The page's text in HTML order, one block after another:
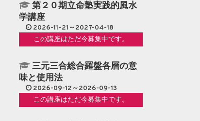
第２０期立命塾実践的風水
学講座
2026-11-21～2027-04-18
この講座はただ今募集中です。
三元三合総合羅盤各層の意
味と使用法
2026-09-12～2026-09-13
この講座はただ今募集中です。